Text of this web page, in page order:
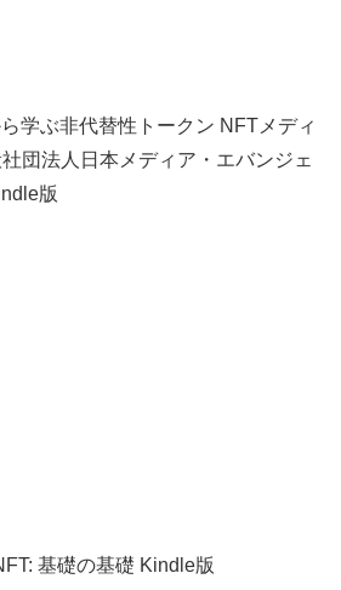
学ぶ非代替性トークン NFTメディ
団法人日本メディア・エバンジェ
版
基礎の基礎 Kindle版